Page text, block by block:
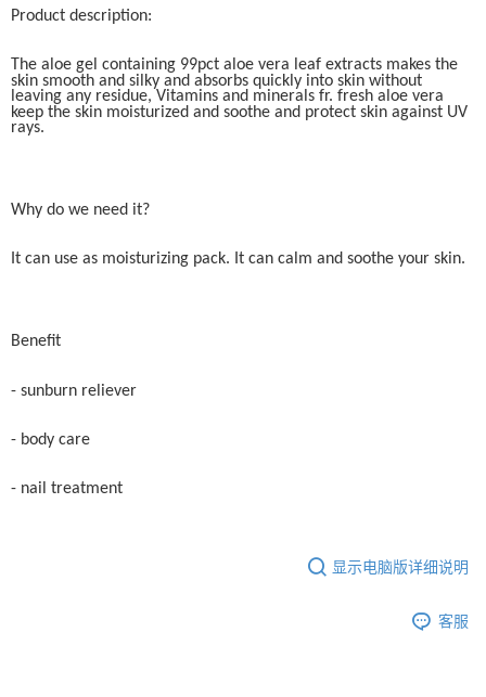
Product description:
The aloe gel containing 99pct aloe vera leaf extracts makes the
skin smooth and silky and absorbs quickly into skin without
leaving any residue, Vitamins and minerals fr. fresh aloe vera
keep the skin moisturized and soothe and protect skin against UV
rays.
Why do we need it?
It can use as moisturizing pack. It can calm and soothe your skin.
Benefit
- sunburn reliever
- body care
- nail treatment
显示电脑版详细说明
客服